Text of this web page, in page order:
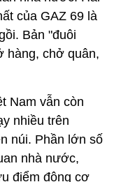
của GAZ 69 là
Bản "đuôi
hàng, chở quân,
Nam vẫn còn
nhiều trên
núi. Phần lớn số
nhà nước,
điểm động cơ